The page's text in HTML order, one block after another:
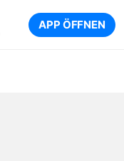
APP ÖFFNEN